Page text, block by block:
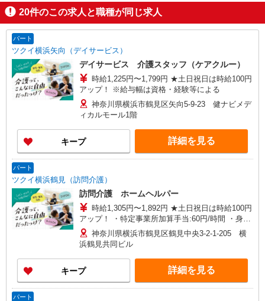
20件のこの求人と職種が同じ求人
パート
ツクイ横浜矢向（デイサービス）
デイサービス 介護スタッフ（ケアクルー）
時給1,225円〜1,799円 ★土日祝日は時給100円
アップ！ ※給与幅は資格・経験等による
神奈川県横浜市鶴見区矢向5-9-23 健ナビメデ
ィカルモール1階
キープ 詳細を見る
パート
ツクイ横浜鶴見（訪問介護）
訪問介護 ホームヘルパー
時給1,305円〜1,892円 ★土日祝日は時給100円
アップ！ ・特定事業所加算手当:60円/時間 ・身体
介護手当:500円/時間 ・早朝夜間深夜手当:300円/
時間 （18:00〜翌07:59の時間帯） ・ICT手
当:2,000円/月 ・深夜割増は別途支給 ・ケア→ケ
アの移動時間も賃金（時給）を支給 ※給与幅は資
格・経験等による
神奈川県横浜市鶴見区鶴見中央3-2-1-205 横
浜鶴見共同ビル
キープ 詳細を見る
パート